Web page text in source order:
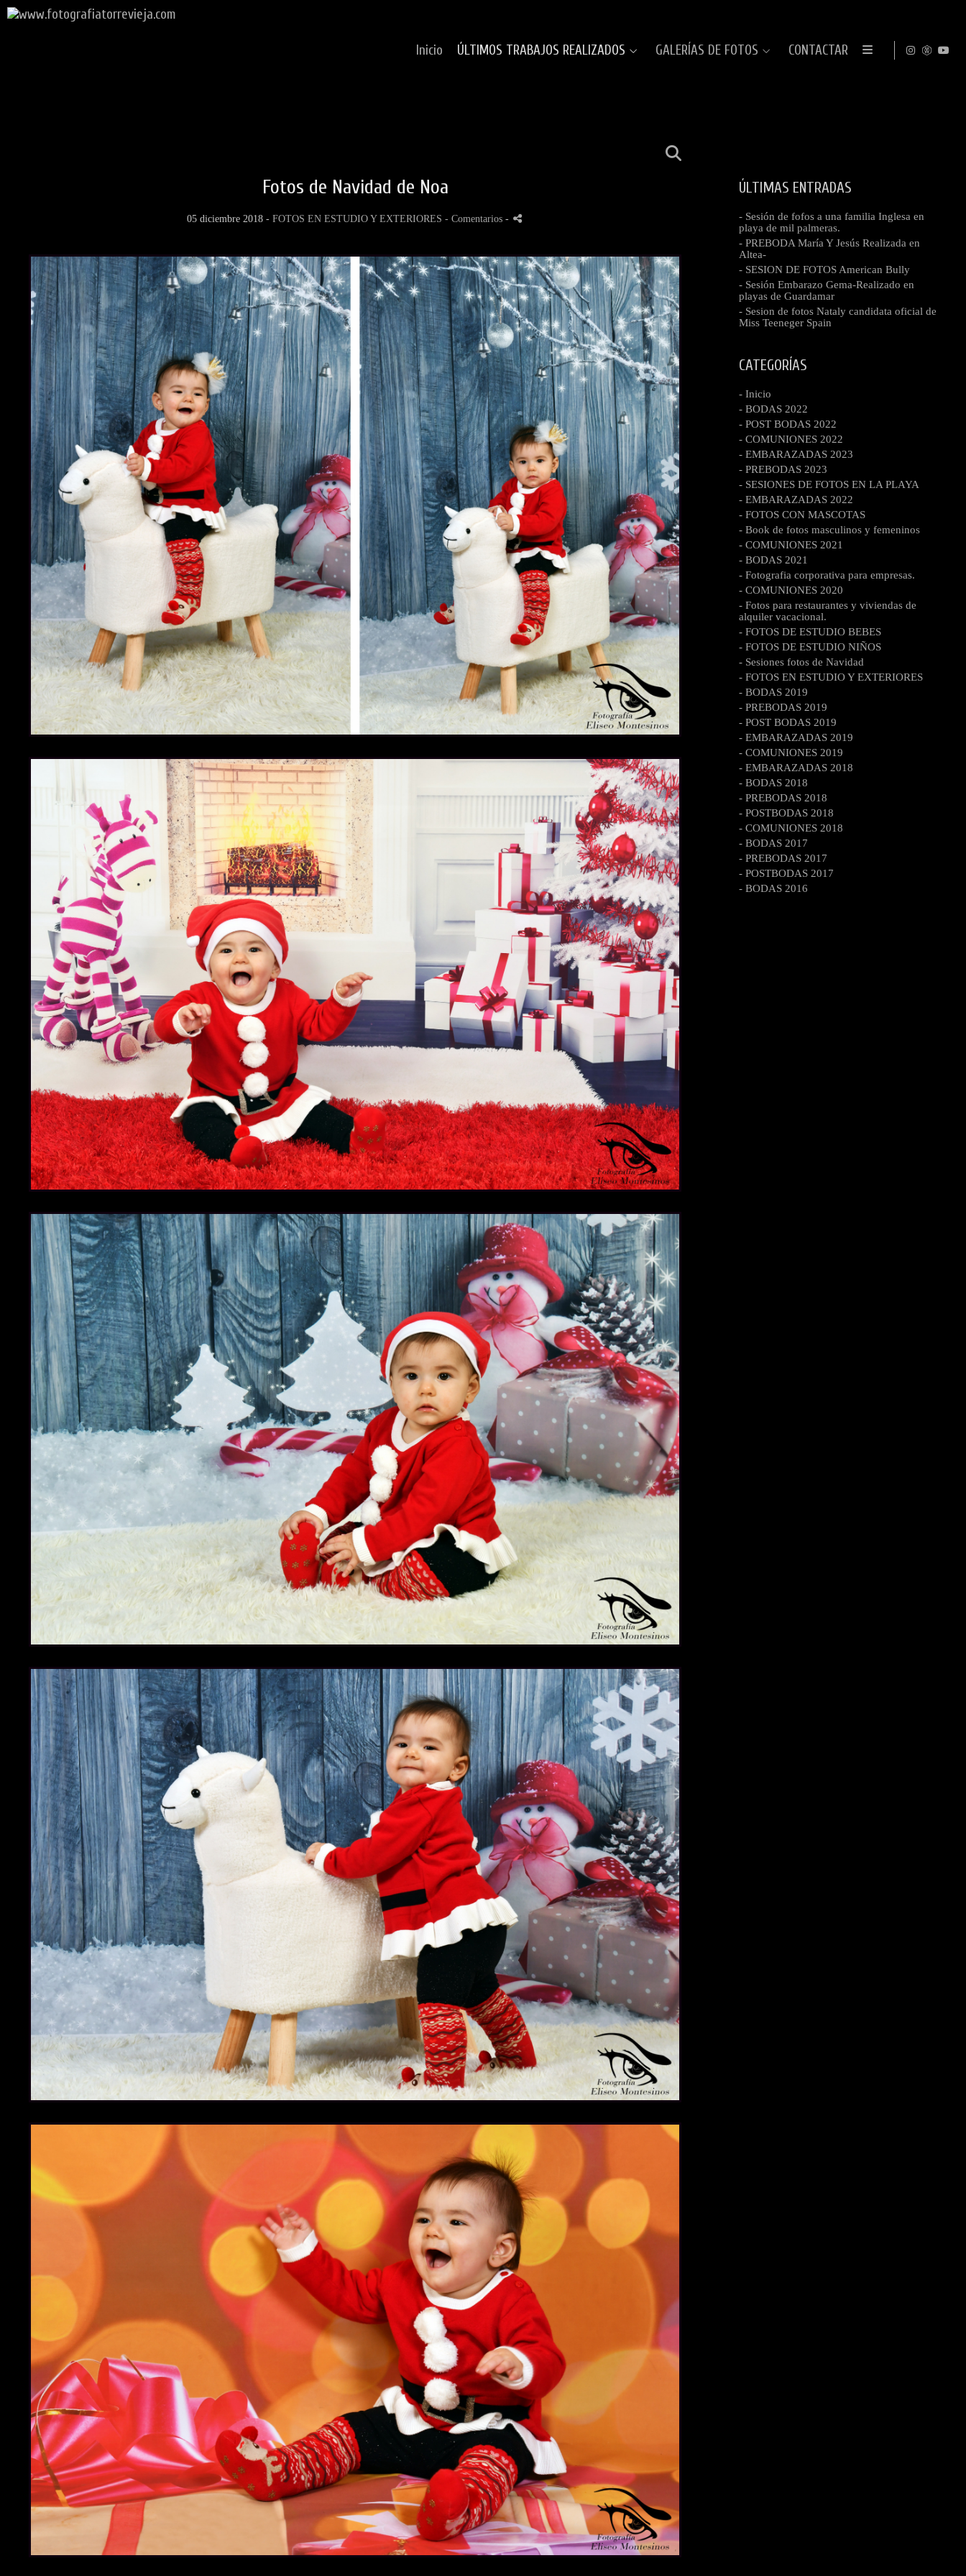
Inicio ÚLTIMOS TRABAJOS REALIZADOS GALERÍAS DE FOTOS CONTACTAR
Fotos de Navidad de Noa
05 diciembre 2018 - FOTOS EN ESTUDIO Y EXTERIORES - Comentarios -
ÚLTIMAS ENTRADAS
- Sesión de fofos a una familia Inglesa en
playa de mil palmeras.
- PREBODA María Y Jesús Realizada en
Altea-
- SESION DE FOTOS American Bully
- Sesión Embarazo Gema-Realizado en
playas de Guardamar
- Sesion de fotos Nataly candidata oficial de
Miss Teeneger Spain
CATEGORÍAS
- Inicio
- BODAS 2022
- POST BODAS 2022
- COMUNIONES 2022
- EMBARAZADAS 2023
- PREBODAS 2023
- SESIONES DE FOTOS EN LA PLAYA
- EMBARAZADAS 2022
- FOTOS CON MASCOTAS
- Book de fotos masculinos y femeninos
- COMUNIONES 2021
- BODAS 2021
- Fotografia corporativa para empresas.
- COMUNIONES 2020
- Fotos para restaurantes y viviendas de
alquiler vacacional.
- FOTOS DE ESTUDIO BEBES
- FOTOS DE ESTUDIO NIÑOS
- Sesiones fotos de Navidad
- FOTOS EN ESTUDIO Y EXTERIORES
- BODAS 2019
- PREBODAS 2019
- POST BODAS 2019
- EMBARAZADAS 2019
- COMUNIONES 2019
- EMBARAZADAS 2018
- BODAS 2018
- PREBODAS 2018
- POSTBODAS 2018
- COMUNIONES 2018
- BODAS 2017
- PREBODAS 2017
- POSTBODAS 2017
- BODAS 2016